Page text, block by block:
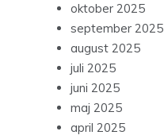
oktober 2025
september 2025
august 2025
juli 2025
juni 2025
maj 2025
april 2025